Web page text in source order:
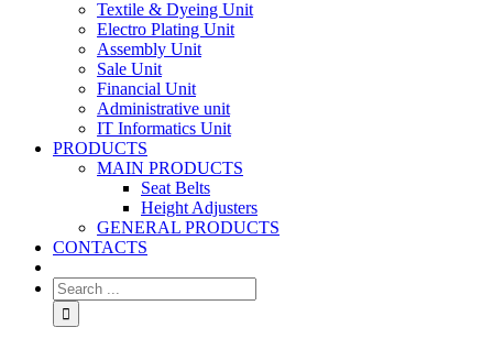
Textile & Dyeing Unit
Electro Plating Unit
Assembly Unit
Sale Unit
Financial Unit
Administrative unit
IT Informatics Unit
PRODUCTS
MAIN PRODUCTS
Seat Belts
Height Adjusters
GENERAL PRODUCTS
CONTACTS